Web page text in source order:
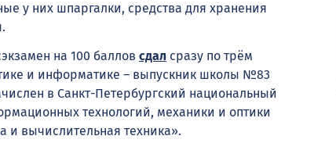
у них шпаргалки, средства для хранения
на 100 баллов сдал сразу по трём
и информатике – выпускник школы №83
в Санкт-Петербургский национальный
технологий, механики и оптики
вычислительная техника».